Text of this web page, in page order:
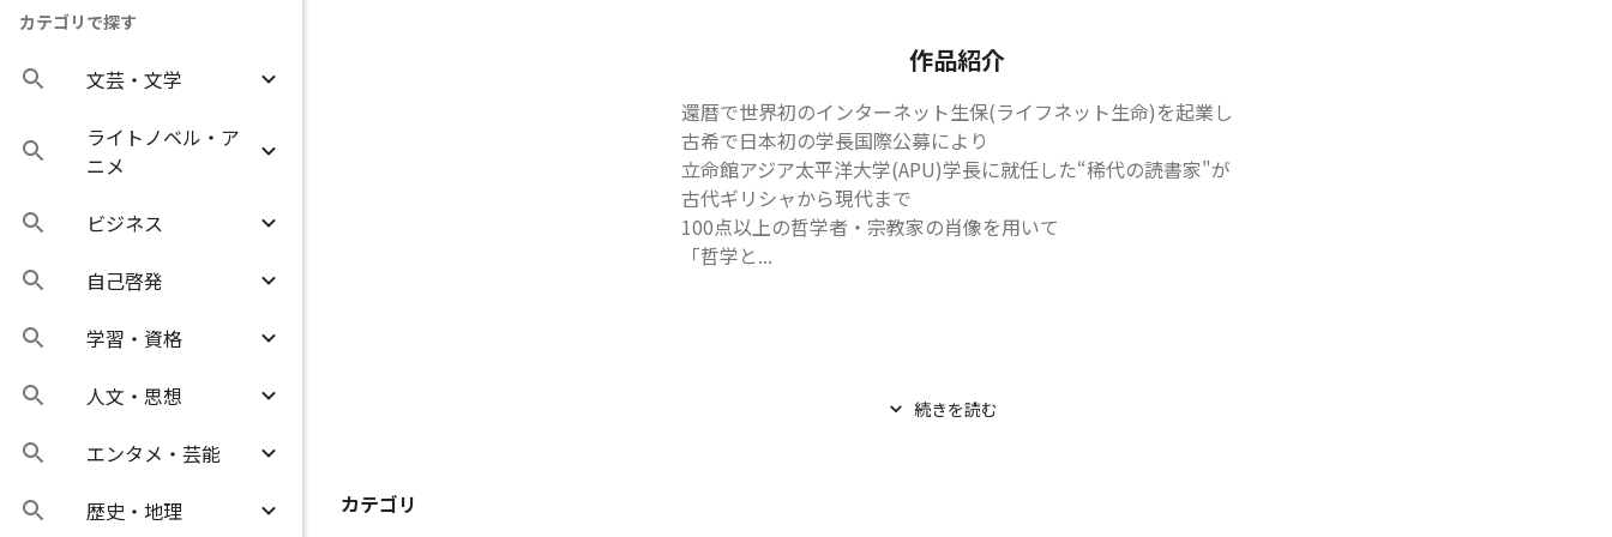
カテゴリで探す
文芸・文学
ライトノベル・ア
ニメ
ビジネス
自己啓発
学習・資格
人文・思想
エンタメ・芸能
歴史・地理
作品紹介
還暦で世界初のインターネット生保(ライフネット生命)を起業し
古希で日本初の学長国際公募により
立命館アジア太平洋大学(APU)学長に就任した“稀代の読書家"が
古代ギリシャから現代まで
100点以上の哲学者・宗教家の肖像を用いて
「哲学と...
続きを読む
カテゴリ